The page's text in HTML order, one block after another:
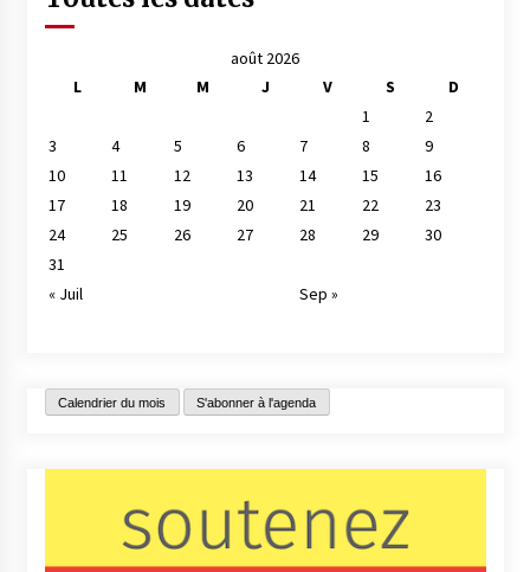
août 2026
L
M M J V S
D
1
2
3
4 5 6 7 8
9
10
11 12 13 14 15
16
17
18 19 20 21 22
23
24
25 26 27 28 29
30
31
« Juil
Sep »
Calendrier du mois S'abonner à l'agenda